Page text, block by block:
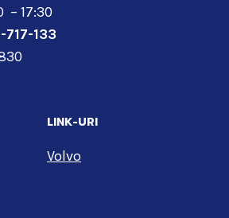
– 17:30
133
LINK-URI
Volvo